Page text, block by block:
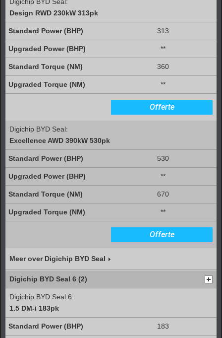
Design RWD 230kW 313pk
313
**
360
**
Offerte
Digichip BYD Seal:
Excellence AWD 390kW 530pk
530
**
670
**
Offerte
Meer over Digichip BYD Seal
Digichip BYD Seal 6 (2)
Digichip BYD Seal 6:
1.5 DM-i 183pk
183